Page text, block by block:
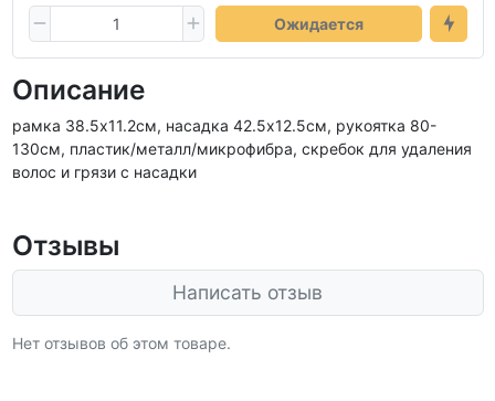
Ожидается
Описание
рамка 38.5х11.2см, насадка 42.5х12.5см, рукоятка 80-
130см, пластик/металл/микрофибра, скребок для удаления
волос и грязи с насадки
Отзывы
Написать отзыв
Нет отзывов об этом товаре.